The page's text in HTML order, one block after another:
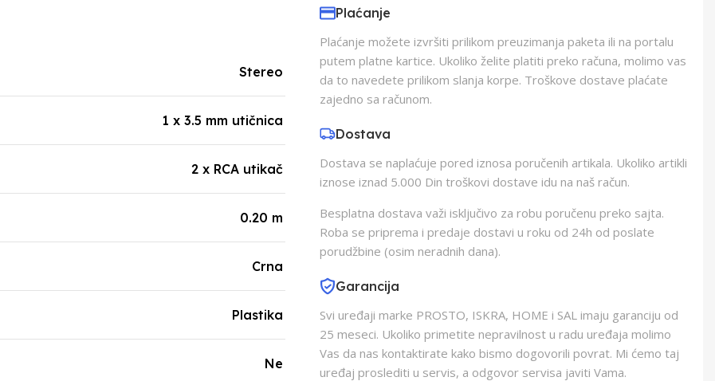
Stereo
1 x 3.5 mm utičnica
2 x RCA utikač
0.20 m
Crna
Plastika
Ne
Plaćanje
Plaćanje možete izvršiti prilikom preuzimanja paketa ili na portalu
putem platne kartice. Ukoliko želite platiti preko računa, molimo vas
da to navedete prilikom slanja korpe. Troškove dostave plaćate
zajedno sa računom.
Dostava
Dostava se naplaćuje pored iznosa poručenih artikala. Ukoliko artikli
iznose iznad 5.000 Din troškovi dostave idu na naš račun.
Besplatna dostava važi isključivo za robu poručenu preko sajta.
Roba se priprema i predaje dostavi u roku od 24h od poslate
porudžbine (osim neradnih dana).
Garancija
Svi uređaji marke PROSTO, ISKRA, HOME i SAL imaju garanciju od
25 meseci. Ukoliko primetite nepravilnost u radu uređaja molimo
Vas da nas kontaktirate kako bismo dogovorili povrat. Mi ćemo taj
uređaj proslediti u servis, a odgovor servisa javiti Vama.